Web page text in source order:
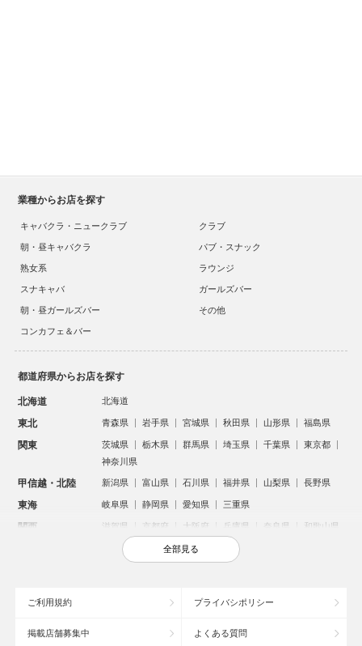
業種からお店を探す
キャバクラ・ニュークラブ
クラブ
朝・昼キャバクラ
パブ・スナック
熟女系
ラウンジ
スナキャバ
ガールズバー
朝・昼ガールズバー
その他
コンカフェ＆バー
都道府県からお店を探す
北海道 北海道
東北 青森県 岩手県 宮城県 秋田県 山形県 福島県
関東 茨城県 栃木県 群馬県 埼玉県 千葉県
東京都
神奈川県
甲信越・北陸 新潟県 富山県 石川県 福井県 山梨県 長野県
東海 岐阜県 静岡県 愛知県 三重県
関西 滋賀県 京都府 大阪府 兵庫県 奈良県 和歌山県
鳥取県 島根県 岡山県 広島県
沖縄県
全部見る
ご利用規約 プライバシポリシー
掲載店舗募集中 よくある質問